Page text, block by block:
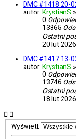
DMC #1418 20-
autor: KrystianS
0
13865
Ostatni
20 lut
DMC #1417 13-
autor: KrystianS
0
13746
Ostatni
18 lut
Wyświetl: